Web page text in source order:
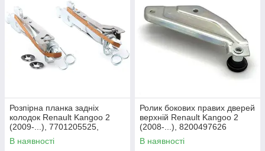
Розпірна планка задніх
колодок Renault Kangoo 2
(2009-...), 7701205525,
7701205759, Quick Brake,
Данія
В наявності
Ролик бокових правих дверей
верхній Renault Kangoo 2
(2008-...), 8200497626
В наявності